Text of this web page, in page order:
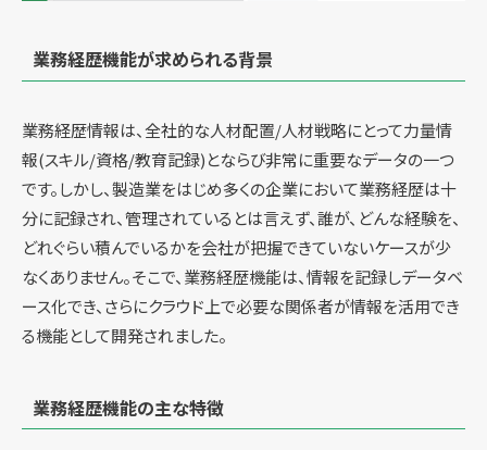
業務経歴機能が求められる背景
業務経歴情報は、全社的な人材配置/人材戦略にとって力量情
報(スキル/資格/教育記録)とならび非常に重要なデータの一つ
です。しかし、製造業をはじめ多くの企業において業務経歴は十
分に記録され、管理されているとは言えず、誰が、どんな経験を、
どれぐらい積んでいるかを会社が把握できていないケースが少
なくありません。そこで、業務経歴機能は、情報を記録しデータベ
ース化でき、さらにクラウド上で必要な関係者が情報を活用でき
る機能として開発されました。
業務経歴機能の主な特徴